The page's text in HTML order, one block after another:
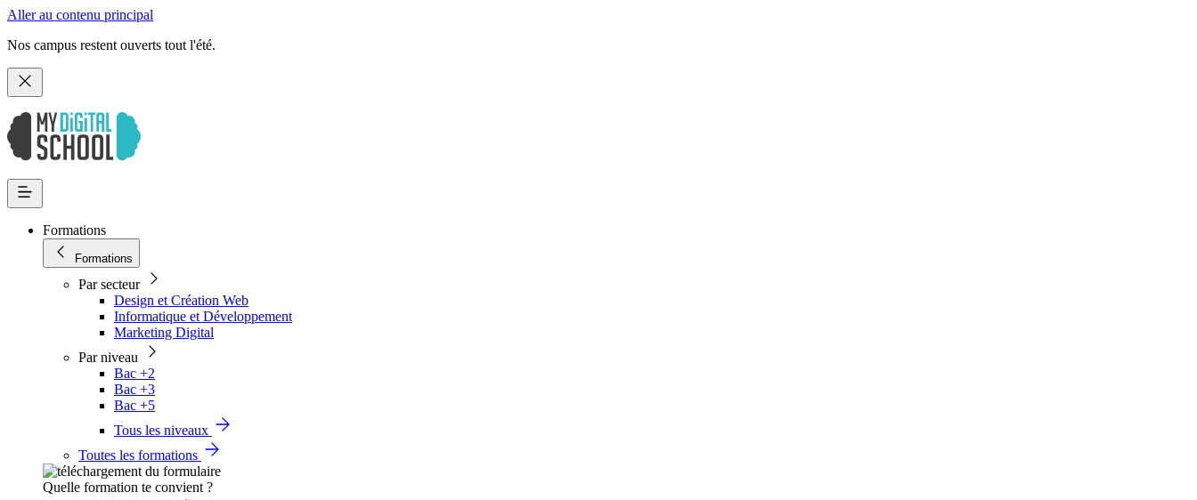
Aller au contenu principal
Nos campus restent ouverts tout l'été.
Formations
Formations
Par secteur
Design et Création Web
Informatique et Développement
Marketing Digital
Par niveau
Bac +2
Bac +3
Bac +5
Tous les niveaux
Toutes les formations
Quelle formation te convient ?